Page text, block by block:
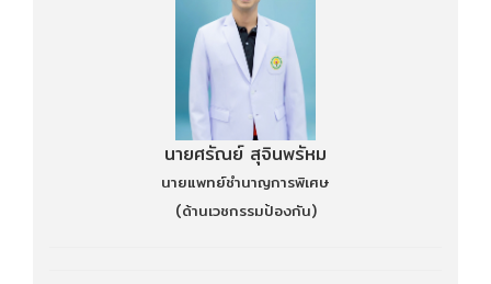
นายศรัณย์ สุจินพรัหม
นายแพทย์ชำนาญการพิเศษ
(ด้านเวชกรรมป้องกัน)